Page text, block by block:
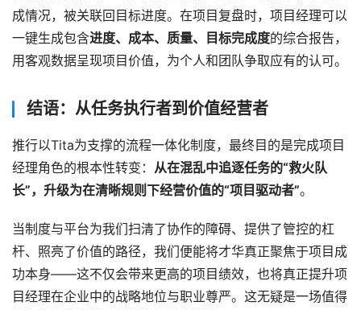
成情况，被关联回目标进度。在项目复盘时，项目经理可以
一键生成包含进度、成本、质量、目标完成度的综合报告，
用客观数据呈现项目价值，为个人和团队争取应有的认可。
结语：从任务执行者到价值经营者
推行以Tita为支撑的流程一体化制度，最终目的是完成项目
经理角色的根本性转变： 从在混乱中追逐任务的“救火队
长”，升级为在清晰规则下经营价值的“项目驱动者”。
当制度与平台为我们扫清了协作的障碍、提供了管控的杠
杆、照亮了价值的路径，我们便能将才华真正聚焦于项目成
功本身——这不仅会带来更高的项目绩效，也将真正提升项
目经理在企业中的战略地位与职业尊严。这无疑是一场值得